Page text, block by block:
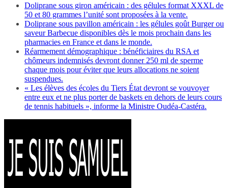
Doliprane sous giron américain : des gélules format XXXL de
50 et 80 grammes l’unité sont proposées à la vente.
Doliprane sous pavillon américain : les gélules goût Burger ou
saveur Barbecue disponibles dès le mois prochain dans les
pharmacies en France et dans le monde.
Réarmement démographique : bénéficiaires du RSA et
chômeurs indemnisés devront donner 250 ml de sperme
chaque mois pour éviter que leurs allocations ne soient
suspendues.
« Les élèves des écoles du Tiers État devront se vouvoyer
entre eux et ne plus porter de baskets en dehors de leurs cours
de tennis habituels », informe la Ministre Oudéa-Castéra.